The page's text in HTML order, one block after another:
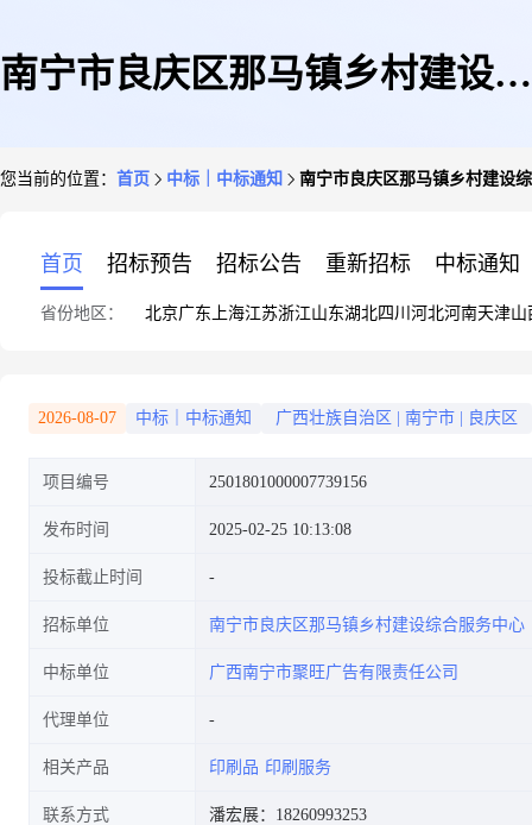
南宁市良庆区那马镇乡村建设综
您当前的位置： 首页 中标｜中标通知 南宁市良庆区那马镇乡村建设
首页 招标预告 招标公告 重新招标 中标通知
省份地区： 北京广东 上海江苏浙江山东湖北四川 河北河南天津山
2026-08-07 中标｜中标通知 广西壮族自治区 南宁市 良庆区
项目编号 2501801000007739156
发布时间 2025-02-25 10:13:08
投标截止时间
招标单位 南宁市良庆区那马镇乡村建设综合服务中心
中标单位 广西南宁市聚旺广告有限责任公司
代理单位
相关产品 印刷品 印刷服务
联系方式 潘宏展：18260993253